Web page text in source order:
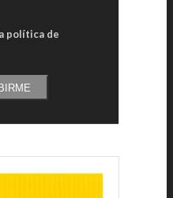
política de